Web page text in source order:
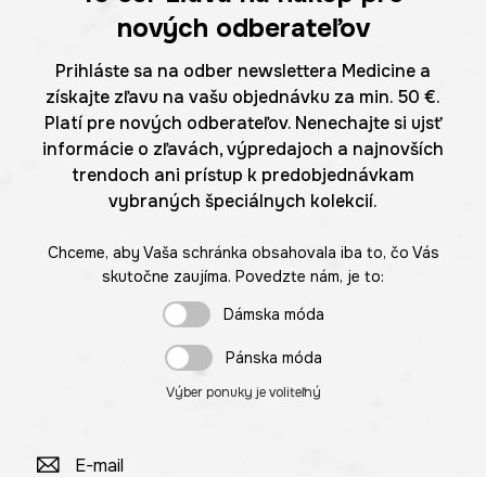
nových odberateľov
Prihláste sa na odber newslettera Medicine a
získajte zľavu na vašu objednávku za min. 50 €.
Platí pre nových odberateľov. Nenechajte si ujsť
informácie o zľavách, výpredajoch a najnovších
trendoch ani prístup k predobjednávkam
vybraných špeciálnych kolekcií.
Chceme, aby Vaša schránka obsahovala iba to, čo Vás
skutočne zaujíma. Povedzte nám, je to:
Dámska móda
Pánska móda
Výber ponuky je voliteľný